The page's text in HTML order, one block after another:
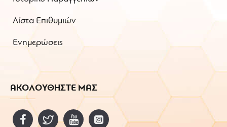
Λίστα Επιθυμιών
Ενημερώσεις
ΑΚΟΛΟΥΘΗΣΤΕ ΜΑΣ